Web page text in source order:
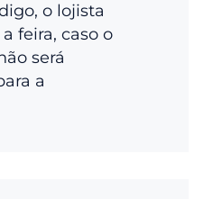
o lojista
feira, caso o
será
a